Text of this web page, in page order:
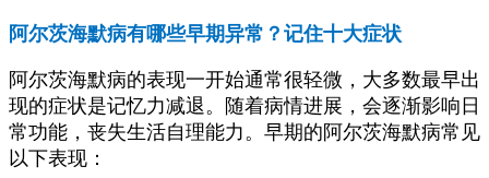
阿尔茨海默病有哪些早期异常？记住十大症状
阿尔茨海默病的表现一开始通常很轻微，大多数最早出
现的症状是记忆力减退。随着病情进展，会逐渐影响日
常功能，丧失生活自理能力。早期的阿尔茨海默病常见
以下表现：